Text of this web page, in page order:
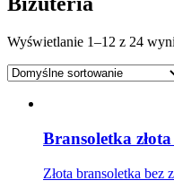
Wyświetlanie 1–12 z 24
Bransoletka
Złota bransoletka